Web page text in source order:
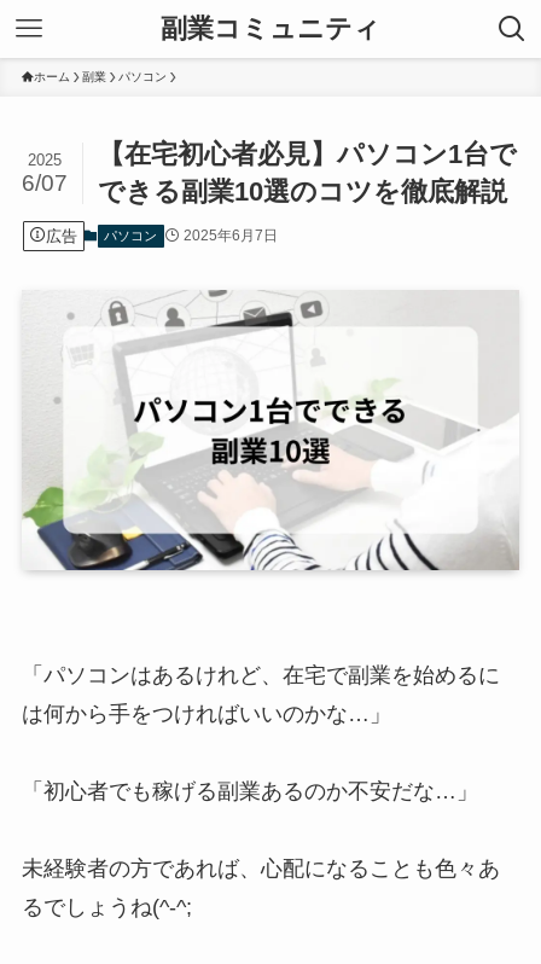
副業コミュニティ
ホーム 副業 パソコン
【在宅初心者必見】パソコン1台で
できる副業10選のコツを徹底解説
2025
6/07
広告 パソコン 2025年6月7日
「パソコンはあるけれど、在宅で副業を始めるに
は何から手をつければいいのかな…」
「初心者でも稼げる副業あるのか不安だな…」
未経験者の方であれば、心配になることも色々あ
るでしょうね(^-^;